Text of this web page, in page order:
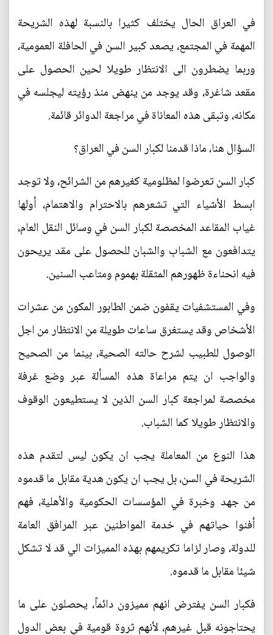
في العراق الحال يختلف كثيرا بالنسبة لهذه الشريحة
المهمة في المجتمع، يصعد كبير السن في الحافلة العمومية،
وربما يضطرون الى الانتظار طويلا لحين الحصول على
مقعد شاغرة، وقد يوجد من ينهض منذ رؤيته ليجلسه في
مكانه، وتبقى هذه المعاناة في مراجعة الدوائر قائمة.
السؤال هنا، ماذا قدمنا لكبار السن في العراق؟
كبار السن تعرضوا لمظلومية كغيرهم من الشرائح، ولا توجد
ابسط الأشياء التي تشعرهم بالاحترام والاهتمام، أولها
غياب المقاعد المخصصة لكبار السن في وسائل النقل العام،
يتدافعون مع الشباب والشبان للحصول على مقد يريحون
فيه انحناءة ظهورهم المثقلة بهموم ومتاعب السنين.
وفي المستشفيات يقفون ضمن الطابور المكون من عشرات
الأشخاص وقد يستغرق ساعات طويلة من الانتظار من اجل
الوصول للطبيب لشرح حالته الصحية، بينما من الصحيح
والواجب ان يتم مراعاة هذه المسألة عبر وضع غرفة
مخصصة لمراجعة كبار السن الذين لا يستطيعون الوقوف
والانتظار طويلا كما الشباب.
هذا النوع من المعاملة يجب ان يكون ليس لتقدم هذه
الشريحة في السن، بل يجب ان يكون هدية مقابل ما قدموه
من جهد وخبرة في المؤسسات الحكومية والأهلية، فهم
أفنوا حياتهم في خدمة المواطنين عبر المرافق العامة
للدولة، وصار لزاما تكريمهم بهذه المميزات الي قد لا تشكل
شيئا مقابل ما قدموه.
فكبار السن يفترض انهم مميزون دائماً، يحصلون على ما
يحتاجونه قبل غيرهم، لأنهم ثروة قومية في بعض الدول